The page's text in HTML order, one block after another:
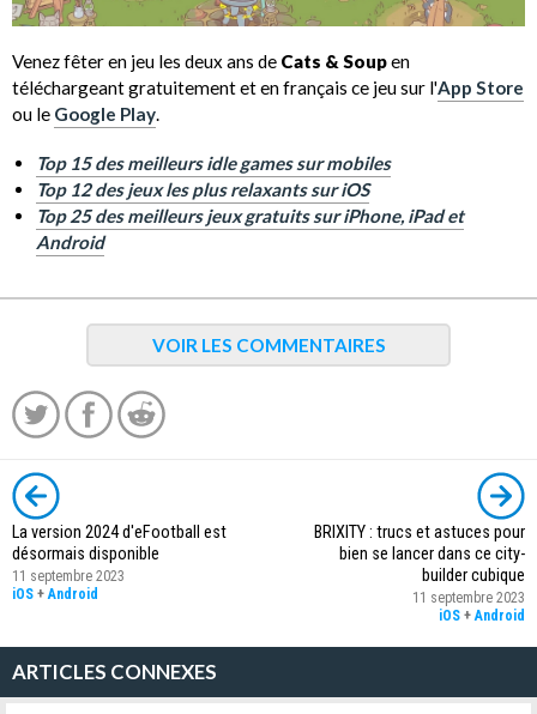
Venez fêter en jeu les deux ans de Cats & Soupen
téléchargeant gratuitement et en français ce jeu sur l'App Store
ou le Google Play.
Top 15 des meilleurs idle games sur mobiles
Top 12 des jeux les plus relaxants sur iOS
Top 25 des meilleurs jeux gratuits sur iPhone, iPad et
Android
VOIR LES COMMENTAIRES
La version 2024 d'eFootball est
désormais disponible
11 septembre 2023
iOS +Android
BRIXITY : trucs et astuces pour
bien se lancer dans ce city-
builder cubique
11 septembre 2023
iOS +Android
ARTICLES CONNEXES